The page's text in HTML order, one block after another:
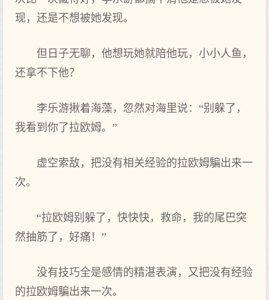
现，还是不想被她发现。
但‌日子无聊，他想玩她就陪他玩，小小人鱼，
还拿不下他？
李乐游揪着海藻，忽然对海里说：“别躲了，
我看到‌你‌了拉欧姆。”
虚空索敌，把‌没有相关经验的拉欧姆騙出‌来一
次。
“拉欧姆别躲了，快快快，救命，我的尾巴突
然抽筋了，好痛！”
没有技巧全‌是感‌情的精湛表演，又把‌没有经验
的拉欧姆騙出‌来一次。